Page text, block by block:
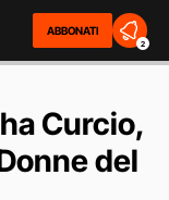
ABBONATI
2
Curcio,
del